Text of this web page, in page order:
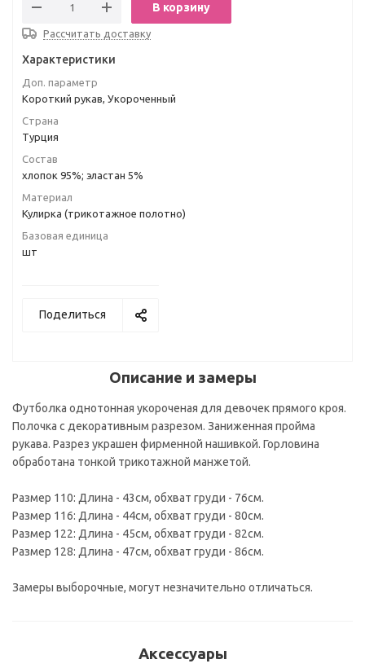
В корзину
Рассчитать доставку
Характеристики
Доп. параметр
Короткий рукав, Укороченный
Страна
Турция
Состав
хлопок 95%; эластан 5%
Материал
Кулирка (трикотажное полотно)
Базовая единица
шт
Поделиться
Описание и замеры
Футболка однотонная укороченая для девочек прямого кроя.
Полочка с декоративным разрезом. Заниженная пройма
рукава. Разрез украшен фирменной нашивкой. Горловина
обработана тонкой трикотажной манжетой.
Размер 110: Длина - 43см, обхват груди - 76см.
Размер 116: Длина - 44см, обхват груди - 80см.
Размер 122: Длина - 45см, обхват груди - 82см.
Размер 128: Длина - 47см, обхват груди - 86см.
Замеры выборочные, могут незначительно отличаться.
Аксессуары